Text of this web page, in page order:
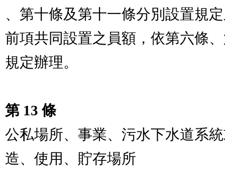
、第十條及第十一條分別設置規
前項共同設置之員額，依第六條
規定辦理。
第 13 條
公私場所、事業、污水下水道系
造、使用、貯存場所